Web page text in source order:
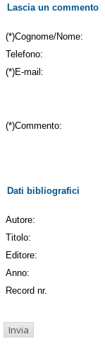
Lascia un commento
(*)Cognome/Nome:
Telefono:
(*)E-mail:
(*)Commento:
Dati bibliografici
Autore:
Titolo:
Editore:
Anno:
Record nr.